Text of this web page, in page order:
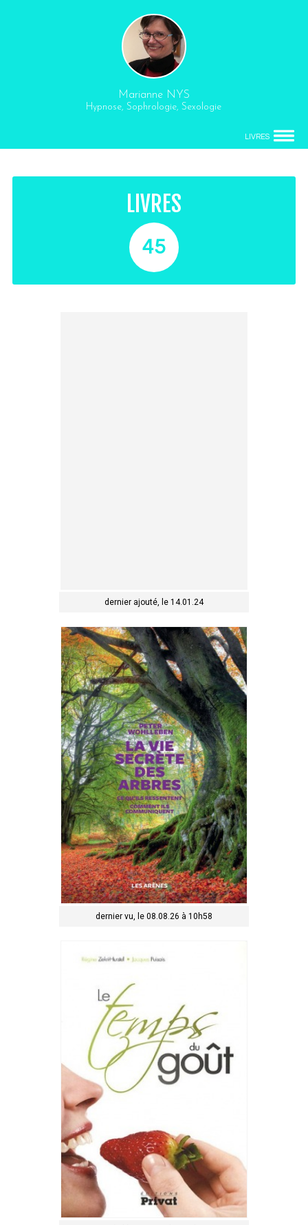
Marianne NYS
Hypnose, Sophrologie, Sexologie
LIVRES
LIVRES
45
dernier ajouté, le 14.01.24
dernier vu, le 08.08.26 à 10h58